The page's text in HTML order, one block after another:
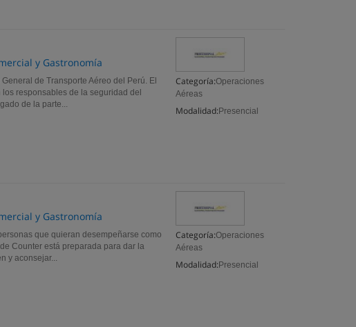
y Gastronomía
Categoría:Operaciones
Aéreas
Modalidad: Presencial
de Transporte Aéreo del Perú. El
responsables de la seguridad del
de la parte...
y Gastronomía
Categoría:Operaciones
Aéreas
Modalidad: Presencial
que quieran desempeñarse como
Counter está preparada para dar la
y aconsejar...